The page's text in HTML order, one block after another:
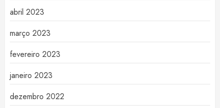
abril 2023
março 2023
fevereiro 2023
janeiro 2023
dezembro 2022